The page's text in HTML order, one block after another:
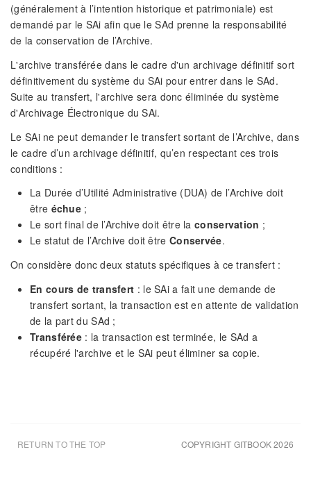
(généralement à l’intention historique et patrimoniale) est
demandé par le SAi afin que le SAd prenne la responsabilité
de la conservation de l’Archive.
L'archive transférée dans le cadre d'un archivage définitif sort
définitivement du système du SAi pour entrer dans le SAd.
Suite au transfert, l'archive sera donc éliminée du système
d'Archivage Électronique du SAi.
Le SAi ne peut demander le transfert sortant de l’Archive, dans
le cadre d’un archivage définitif, qu’en respectant ces trois
conditions :
La Durée d’Utilité Administrative (DUA) de l’Archive doit
être échue ;
Le sort final de l’Archive doit être la conservation ;
Le statut de l’Archive doit être Conservée.
On considère donc deux statuts spécifiques à ce transfert :
En cours de transfert : le SAi a fait une demande de
transfert sortant, la transaction est en attente de validation
de la part du SAd ;
Transférée : la transaction est terminée, le SAd a
récupéré l'archive et le SAi peut éliminer sa copie.
COPYRIGHT GITBOOK 2026
RETURN TO THE TOP